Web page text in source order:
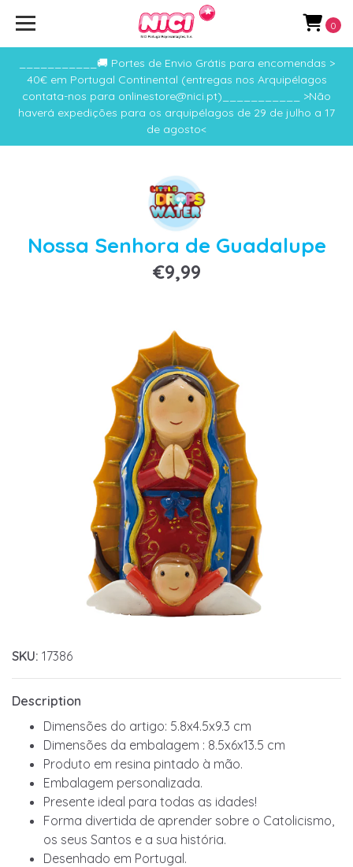
___________🚚 Portes de Envio Grátis para encomendas >
40€ em Portugal Continental (entregas nos Arquipélagos
contata-nos para onlinestore@nici.pt)___________ >Não
haverá expedições para os arquipélagos de 29 de julho a 17
de agosto<
0
Nossa Senhora de Guadalupe
€9,99
SKU: 17386
Description
Dimensões do artigo: 5.8x4.5x9.3 cm
Dimensões da embalagem : 8.5x6x13.5 cm
Produto em resina pintado à mão.
Embalagem personalizada.
Presente ideal para todas as idades!
Forma divertida de aprender sobre o Catolicismo,
os seus Santos e a sua história.
Desenhado em Portugal.